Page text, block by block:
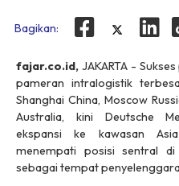
Bagikan:
fajar.co.id, JAKARTA -
pameran intralogistik
Shanghai China, Moscow
Australia, kini Deutsche
ekspansi ke kawasan
menempati posisi sentral
sebagai tempat